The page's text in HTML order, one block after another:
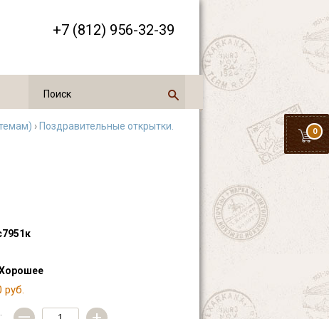
+7 (812) 956-32-39
0
› Поздравительные открытки.
руб.